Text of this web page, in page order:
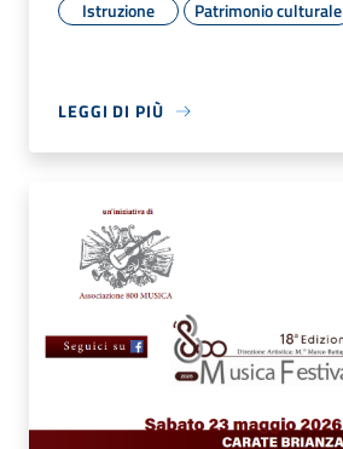
Istruzione Patrimonio culturale
LEGGI DI PIÙ